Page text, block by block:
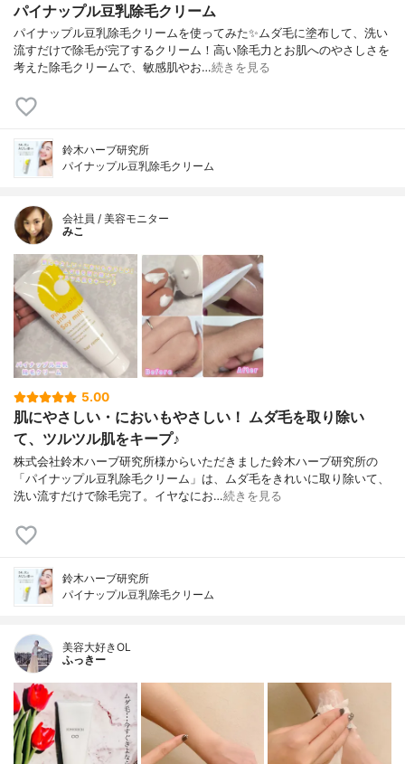
パイナップル豆乳除毛クリーム
パイナップル豆乳除毛クリームを使ってみた✨ムダ毛に塗布して、洗い
流すだけで除毛が完了するクリーム！高い除毛力とお肌へのやさしさを
考えた除毛クリームで、敏感肌やお…続きを見る
鈴木ハーブ研究所
パイナップル豆乳除毛クリーム
会社員 / 美容モニター
みこ
5.00
肌にやさしい・においもやさしい！ ムダ毛を取り除い
て、ツルツル肌をキープ♪
株式会社鈴木ハーブ研究所様からいただきました鈴木ハーブ研究所の
「パイナップル豆乳除毛クリーム」は、ムダ毛をきれいに取り除いて、
洗い流すだけで除毛完了。イヤなにお…続きを見る
鈴木ハーブ研究所
パイナップル豆乳除毛クリーム
美容大好きOL
ふっきー